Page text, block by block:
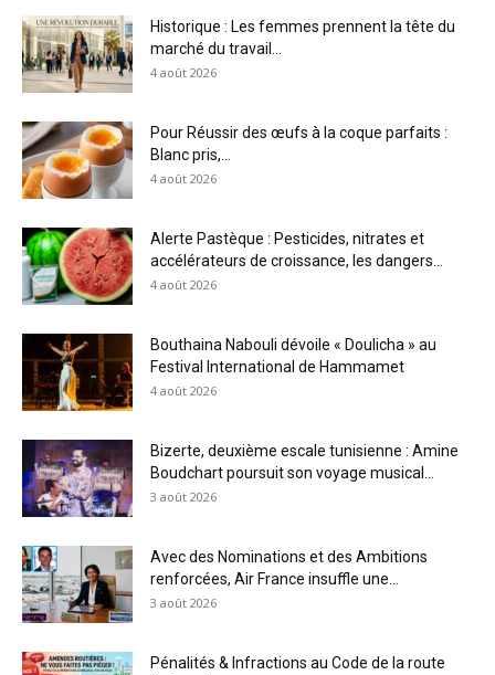
Historique : Les femmes prennent la tête du
marché du travail...
4 août 2026
Pour Réussir des œufs à la coque parfaits :
Blanc pris,...
4 août 2026
Alerte Pastèque : Pesticides, nitrates et
accélérateurs de croissance, les dangers...
4 août 2026
Bouthaina Nabouli dévoile « Doulicha » au
Festival International de Hammamet
4 août 2026
Bizerte, deuxième escale tunisienne : Amine
Boudchart poursuit son voyage musical...
3 août 2026
Avec des Nominations et des Ambitions
renforcées, Air France insuffle une...
3 août 2026
Pénalités & Infractions au Code de la route